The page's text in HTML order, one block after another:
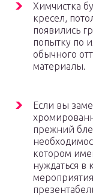
Химчистка
кресел,
появились
попытку по
обычного
материалы.
Если вы
прежний
котором
нуждаться